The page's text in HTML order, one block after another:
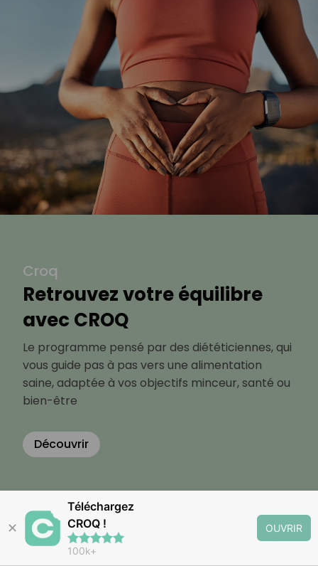
Croq
Retrouvez votre équilibre
avec CROQ
Le programme pensé par des diététiciennes, qui
vous guide pas à pas vers une alimentation
saine, adaptée à vos objectifs minceur, santé ou
bien-être
Découvrir
✕
Téléchargez
CROQ !
100k+
OUVRIR